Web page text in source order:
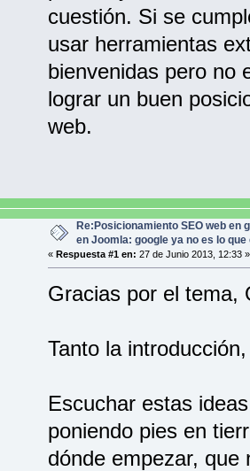
cuestión. Si se
usar herramientas
bienvenidas pero no
lograr un buen
web.
Re:Posicionamiento SEO web en
en Joomla: google ya no es lo que
« Respuesta #1 en: 27 de Junio 2013, 12:33 »
Gracias por el tema,
Tanto la
Escuchar estas
poniendo pies en
dónde empezar, que